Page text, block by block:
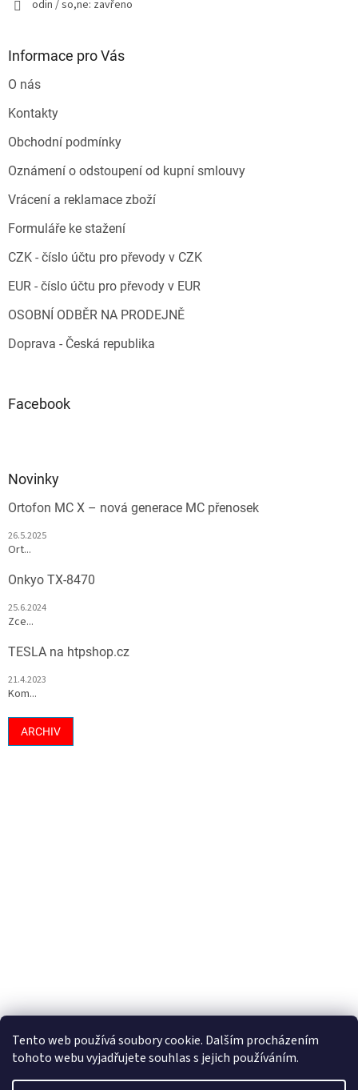
Tento web používá soubory cookie. Dalším procházením
tohoto webu vyjadřujete souhlas s jejich používáním.
odin / so,ne: zavřeno
Informace pro Vás
O nás
Kontakty
Obchodní podmínky
Oznámení o odstoupení od kupní smlouvy
Vrácení a reklamace zboží
Formuláře ke stažení
CZK - číslo účtu pro převody v CZK
EUR - číslo účtu pro převody v EUR
OSOBNÍ ODBĚR NA PRODEJNĚ
Doprava - Česká republika
Facebook
Novinky
Ortofon MC X – nová generace MC přenosek
26.5.2025
Ort...
Onkyo TX-8470
25.6.2024
Zce...
TESLA na htpshop.cz
21.4.2023
Kom...
ARCHIV